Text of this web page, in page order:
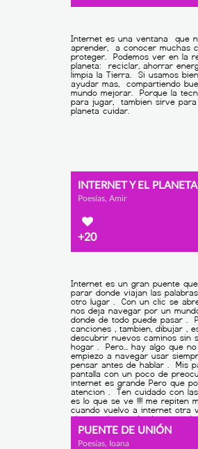
INTERNET Y EL PLANETA
Poesías, Amir
+20
PUENTE DE UNIÓN
Poesías, Ioana